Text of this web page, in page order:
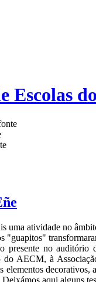
Escolas
uma atividade no
"guapitos"
presente no
do AECM, à
elementos
aqui alguns